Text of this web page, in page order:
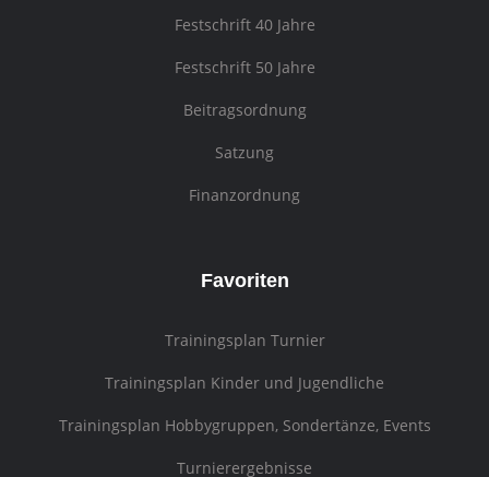
Festschrift 40 Jahre
Festschrift 50 Jahre
Beitragsordnung
Satzung
Finanzordnung
Favoriten
Trainingsplan Turnier
Trainingsplan Kinder und Jugendliche
Trainingsplan Hobbygruppen, Sondertänze, Events
Turnierergebnisse